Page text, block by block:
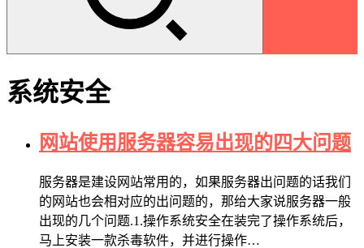
系统安全
网站使用服务器容易出现的四大问题
服务器是建设网站常用的，如果服务器出问题的话我们
的网站也会相对应的出问题的，那给大家说服务器一般
出现的几个问题.1.操作系统安全在装完了操作系统后，
马上安装一款杀毒软件，并进行操作…